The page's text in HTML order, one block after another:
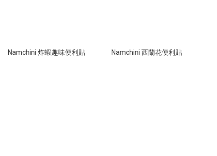
Namchini 炸蝦趣味便利貼 Namchini 西蘭花便利貼